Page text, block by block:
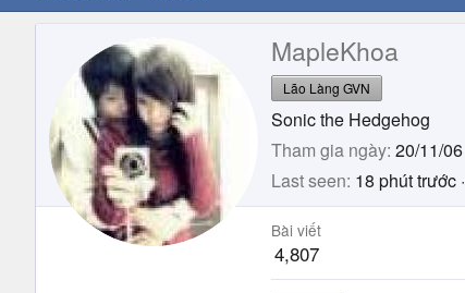
MapleKhoa
Lão Làng GVN
Sonic the Hedgehog
Tham gia ngày 20/11/06
Last seen 18 phút trước ·
Bài viết
4,807